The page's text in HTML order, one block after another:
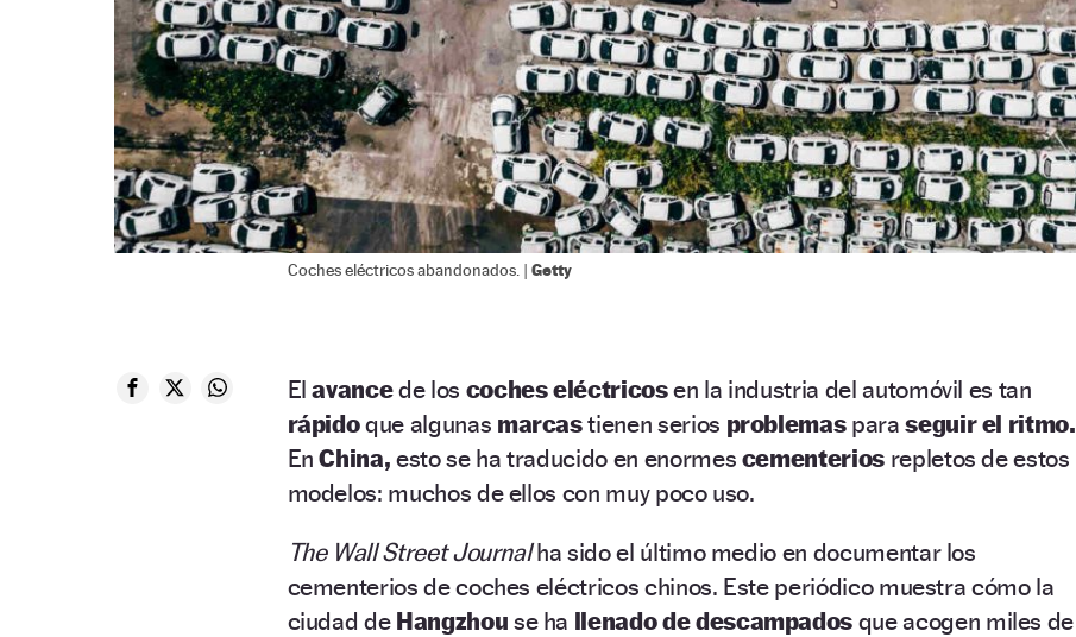
Coches eléctricos abandonados. | Getty
Elavancede los coches eléctricosen la industria del automóvil es tan
rápidoque algunas marcastienen serios problemas paraseguir el ritmo.
En China, esto se ha traducido en enormes cementerios repletos de estos
modelos: muchos de ellos con muy poco uso.
The Wall Street Journalha sido el último medio en documentar los
cementerios de coches eléctricos chinos. Este periódico muestra cómo la
ciudad de Hangzhou se ha llenado de descampados que acogen miles de